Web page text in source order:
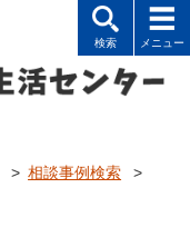
> 相談事例検索
>